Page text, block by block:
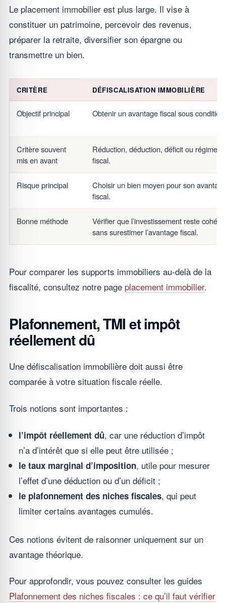
Le placement immobilier est plus large. Il vise à
constituer un patrimoine, percevoir des revenus,
préparer la retraite, diversifier son épargne ou
transmettre un bien.
CRITÈRE DÉFISCALISATION IMMOBILIÈRE
Objectif principal Obtenir un avantage fiscal sous
Critère souvent
mis en avant
Réduction, déduction, déficit ou régime
fiscal.
Risque principal
Choisir un bien moyen pour son
fiscal.
Bonne méthode
Vérifier que l’investissement reste
sans surestimer l’avantage fiscal.
Pour comparer les supports immobiliers au-delà de la
fiscalité, consultez notre page placement immobilier.
Plafonnement, TMI et impôt
réellement dû
Une défiscalisation immobilière doit aussi être
comparée à votre situation fiscale réelle.
Trois notions sont importantes :
l’impôt réellement dû, car une réduction d’impôt
n’a d’intérêt que si elle peut être utilisée ;
le taux marginal d’imposition, utile pour mesurer
l’effet d’une déduction ou d’un déficit ;
le plafonnement des niches fiscales, qui peut
limiter certains avantages cumulés.
Ces notions évitent de raisonner uniquement sur un
avantage théorique.
Pour approfondir, vous pouvez consulter les guides
Plafonnement des niches fiscales : ce qu’il faut vérifier